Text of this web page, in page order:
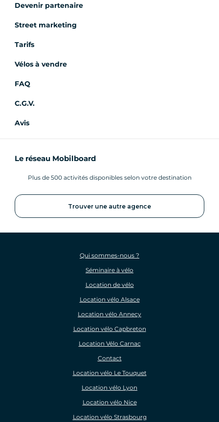
Devenir partenaire
Street marketing
Tarifs
Vélos à vendre
FAQ
C.G.V.
Avis
Le réseau Mobilboard
Plus de 500 activités disponibles selon votre destination
Trouver une autre agence
Qui sommes-nous ?
Séminaire à vélo
Location de vélo
Location vélo Alsace
Location vélo Annecy
Location vélo Capbreton
Location Vélo Carnac
Contact
Location vélo Le Touquet
Location vélo Lyon
Location vélo Nice
Location vélo Strasbourg